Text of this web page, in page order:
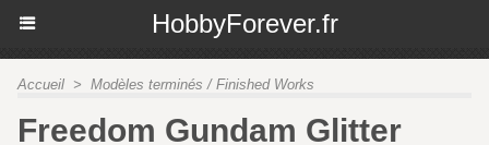
HobbyForever.fr
Accueil > Modèles terminés / Finished Works
Freedom Gundam Glitter